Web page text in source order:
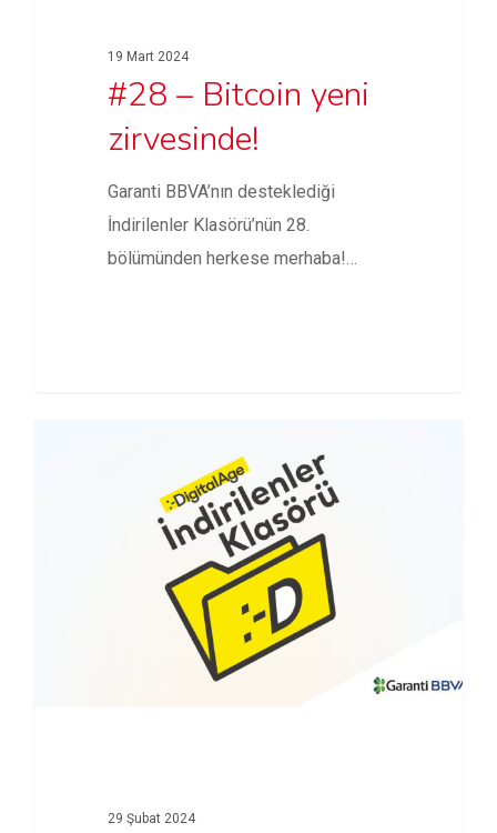
19 Mart 2024
#28 – Bitcoin yeni
zirvesinde!
Garanti BBVA’nın desteklediği
İndirilenler Klasörü’nün 28.
bölümünden herkese merhaba!
29 Şubat 2024